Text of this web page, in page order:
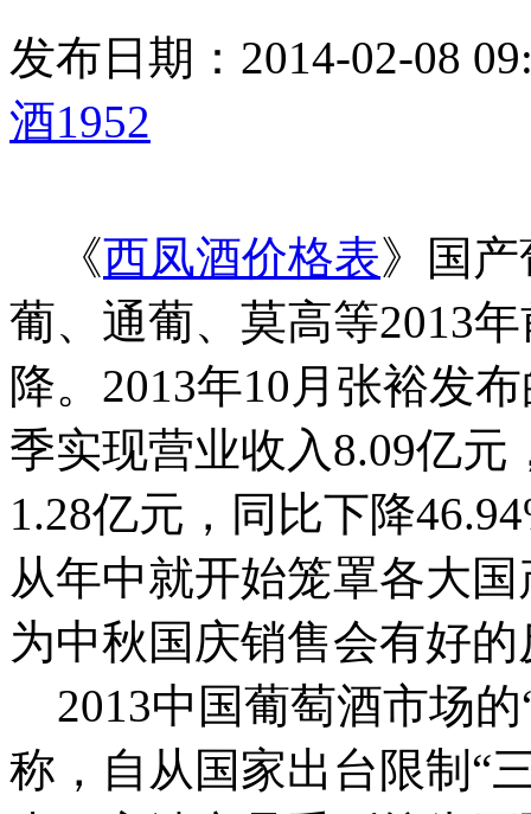
发布日期：2014-02-08
酒1952
《西凤酒价格表》国
葡、通葡、莫高等2013
降。2013年10月张裕发
季实现营业收入8.09亿元
1.28亿元，同比下降
从年中就开始笼罩各大
为中秋国庆销售会有好
2013中国葡萄酒市场的
称，自从国家出台限制“